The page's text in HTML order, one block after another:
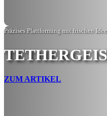
Präzises Plattforming mit frischen
ZUM ARTIKEL